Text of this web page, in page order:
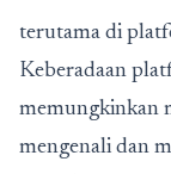
terutama di
Keberadaan
memungkinkan
mengenali dan